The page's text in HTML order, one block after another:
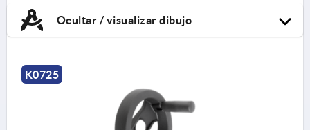
Ocultar / visualizar dibujo
K0725